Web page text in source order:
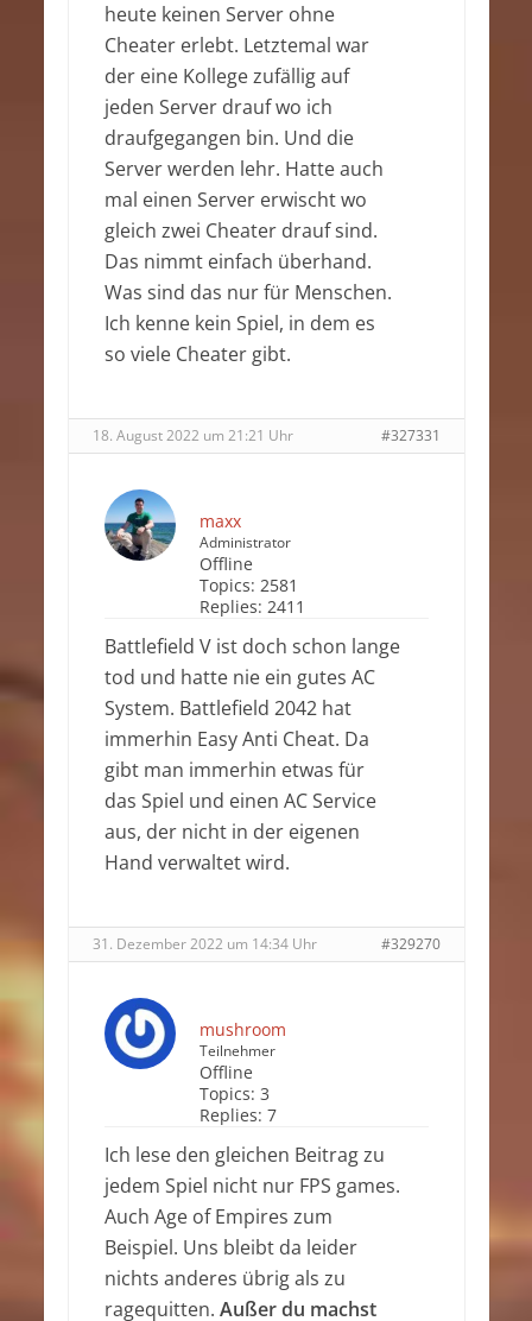
heute keinen Server ohne
Cheater erlebt. Letztemal war
der eine Kollege zufällig auf
jeden Server drauf wo ich
draufgegangen bin. Und die
Server werden lehr. Hatte auch
mal einen Server erwischt wo
gleich zwei Cheater drauf sind.
Das nimmt einfach überhand.
Was sind das nur für Menschen.
Ich kenne kein Spiel, in dem es
so viele Cheater gibt.
18. August 2022 um 21:21 Uhr #327331
maxx
Administrator
Offline
Topics: 2581
Replies: 2411
Battlefield V ist doch schon lange
tod und hatte nie ein gutes AC
System. Battlefield 2042 hat
immerhin Easy Anti Cheat. Da
gibt man immerhin etwas für
das Spiel und einen AC Service
aus, der nicht in der eigenen
Hand verwaltet wird.
31. Dezember 2022 um 14:34 Uhr #329270
mushroom
Teilnehmer
Offline
Topics: 3
Replies: 7
Ich lese den gleichen Beitrag zu
jedem Spiel nicht nur FPS games.
Auch Age of Empires zum
Beispiel. Uns bleibt da leider
nichts anderes übrig als zu
ragequitten. Außer du machst